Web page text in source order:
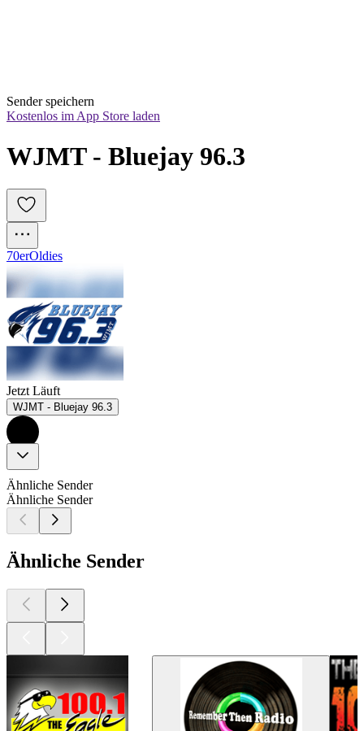
Sender speichern
Kostenlos im App Store laden
WJMT - Bluejay 96.3
70erOldies
Jetzt Läuft
WJMT - Bluejay 96.3
Ähnliche Sender
Ähnliche Sender
Ähnliche Sender